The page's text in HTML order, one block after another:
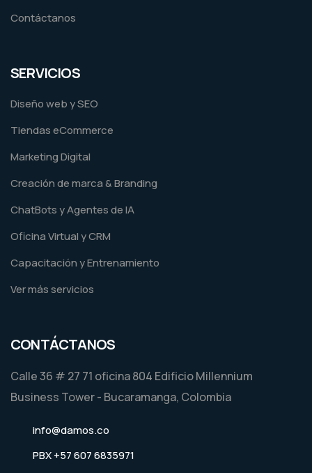
Contáctanos
SERVICIOS
Diseño web y SEO
Tiendas eCommerce
Marketing Digital
Creación de marca & Branding
ChatBots y Agentes de IA
Oficina Virtual y CRM
Capacitación y Entrenamiento
Ver más servicios
CONTÁCTANOS
Calle 36 # 27 71 oficina 804 Edificio Millennium
Business Tower - Bucaramanga, Colombia
info@damos.co
PBX +57 607 6835971